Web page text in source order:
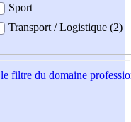
Sport
Transport / Logistique (2)
filtre du domaine